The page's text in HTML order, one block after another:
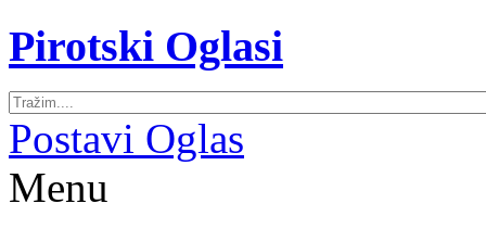
Pirotski Oglasi
Postavi Oglas
Menu